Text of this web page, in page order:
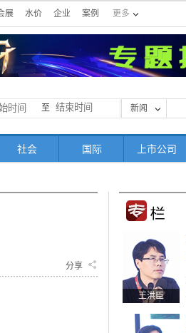
展 水价 企业 案例 更多
至 新闻
社会 国际 上市公司
分享
王洪臣